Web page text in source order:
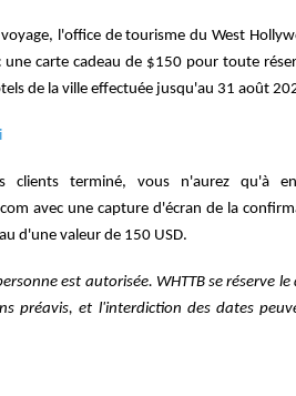
l'office de tourisme du West
une carte cadeau de $150 pour toute
de la ville effectuée jusqu'au 31 août
clients terminé, vous n'aurez qu'à
avec une capture d'écran de la
d'une valeur de 150 USD.
est autorisée. WHTTB se réserve
préavis, et l'interdiction des dates